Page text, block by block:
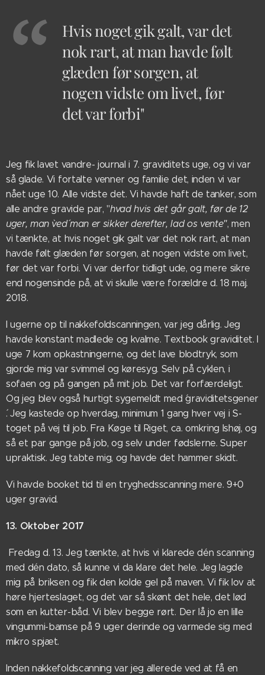
Hvis noget gik galt, var det
nok rart, at man havde følt
glæden før sorgen, at
nogen vidste om livet, før
det var forbi"
Jeg fik lavet vandre- journal i 7. graviditets uge, og vi var
så glade. Vi fortalte venner og familie det, inden vi var
nået uge 10. Alle vidste det. Vi havde haft de tanker, som
alle andre gravide par, "hvad hvis det går galt, før de 12
uger, man `ved´ man er sikker derefter, lad os vente", men
vi tænkte, at hvis noget gik galt var det nok rart, at man
havde følt glæden før sorgen, at nogen vidste om livet,
før det var forbi. Vi var derfor tidligt ude, og mere sikre
end nogensinde på, at vi skulle være forældre d. 18 maj.
2018.
I ugerne op til nakkefoldscanningen, var jeg dårlig. Jeg
havde konstant madlede og kvalme. Textbook graviditet. I
uge 7 kom opkastningerne, og det lave blodtryk, som
gjorde mig var svimmel og køresyg. Selv på cyklen, i
sofaen og på gangen på mit job. Det var forfærdeligt.
Og jeg blev også hurtigt sygemeldt med ´graviditetsgener
´. Jeg kastede op hverdag, minimum 1 gang hver vej i S-
toget på vej til job. Fra Køge til Riget, ca. omkring Ishøj, og
så et par gange på job, og selv under fødslerne. Super
upraktisk. Jeg tabte mig, og havde det hammer skidt.
Vi havde booket tid til en tryghedsscanning mere. 9+0
uger gravid.
13. Oktober 2017
Fredag d. 13. Jeg tænkte, at hvis vi klarede dén scanning
med dén dato, så kunne vi da klare det hele. Jeg lagde
mig på briksen og fik den kolde gel på maven. Vi fik lov at
høre hjerteslaget, og det var så skønt det hele, det lød
som en kutter-båd. Vi blev begge rørt. Der lå jo en lille
vingummi-bamse på 9 uger derinde og varmede sig med
mikro spjæt.
Inden nakkefoldscanning var jeg allerede ved at få en